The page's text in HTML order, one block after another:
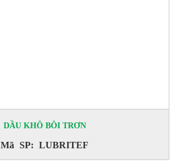
DẦU KHÔ BÔI TRƠN
Mã SP: LUBRITEF